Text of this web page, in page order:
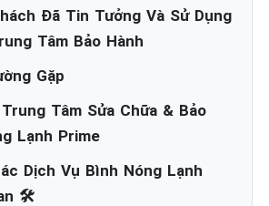
Đã Tin Tưởng Và Sử Dụng
Tâm Bảo Hành
Gặp
Tâm Sửa Chữa & Bảo
Lạnh Prime
Dịch Vụ Bình Nóng Lạnh
🛠️